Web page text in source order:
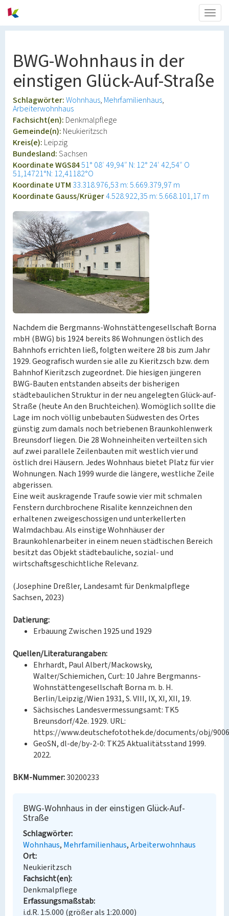
BWG-Wohnhaus in der
einstigen Glück-Auf-Straße
Schlagwörter:Wohnhaus Mehrfamilienhaus
Arbeiterwohnhaus
Fachsicht(en): Denkmalpflege
Gemeinde(n): Neukieritzsch
Kreis(e): Leipzig
Bundesland:Sachsen
Koordinate WGS8451° 08′ 49,94″ N: 12° 24′ 42,54″ O
51,14721°N: 12,41182°O
Koordinate UTM 33.318.976,53 m: 5.669.379,97 m
Koordinate Gauss/Krüger4.528.922,35 m: 5.668.101,17 m
Nachdem die Bergmanns-Wohnstättengesellschaft Borna
mbH (BWG) bis 1924 bereits 86 Wohnungen östlich des
Bahnhofs errichten ließ, folgten weitere 28 bis zum Jahr
1929. Geografisch wurden sie alle zu Kieritzsch bzw. dem
Bahnhof Kieritzsch zugeordnet. Die hiesigen jüngeren
BWG-Bauten entstanden abseits der bisherigen
städtebaulichen Struktur in der neu angelegten Glück-auf-
Straße (heute An den Bruchteichen). Womöglich sollte die
Lage im noch völlig unbebauten Südwesten des Ortes
günstig zum damals noch betriebenen Braunkohlenwerk
Breunsdorf liegen. Die 28 Wohneinheiten verteilten sich
auf zwei parallele Zeilenbauten mit westlich vier und
östlich drei Häusern. Jedes Wohnhaus bietet Platz für vier
Wohnungen. Nach 1999 wurde die längere, westliche Zeile
abgerissen.
Eine weit auskragende Traufe sowie vier mit schmalen
Fenstern durchbrochene Risalite kennzeichnen den
erhaltenen zweigeschossigen und unterkellerten
Walmdachbau. Als einstige Wohnhäuser der
Braunkohlenarbeiter in einem neuen städtischen Bereich
besitzt das Objekt städtebauliche, sozial- und
wirtschaftsgeschichtliche Relevanz.
(Josephine Dreßler, Landesamt für Denkmalpflege
Sachsen, 2023)
Datierung:
Erbauung Zwischen 1925 und 1929
Quellen/Literaturangaben:
Ehrhardt, Paul Albert/Mackowsky,
Walter/Schiemichen, Curt: 10 Jahre Bergmanns-
Wohnstättengesellschaft Borna m. b. H.
Berlin/Leipzig/Wien 1931, S. VIII, IX, XI, XII, 19.
Sächsisches Landesvermessungsamt: TK5
Breunsdorf/42e. 1929. URL:
https://www.deutschefotothek.de/documents/obj/
GeoSN, dl-de/by-2-0: TK25 Aktualitätsstand 1999.
2022.
BKM-Nummer:30200233
BWG-Wohnhaus in der einstigen Glück-Auf-
Straße
Schlagwörter
Wohnhaus Mehrfamilienhaus Arbeiterwohnhaus
Ort
Neukieritzsch
Fachsicht(en)
Denkmalpflege
Erfassungsmaßstab
i.d.R. 1:5.000 (größer als 1:20.000)